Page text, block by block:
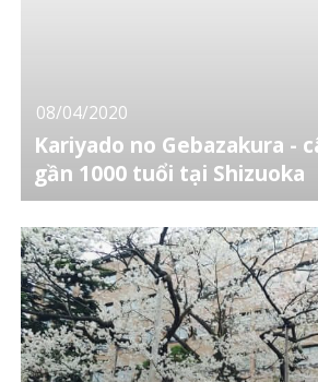
08/04/2020
Kariyado no Gebazakura -
gần 1000 tuổi tại Shizuoka